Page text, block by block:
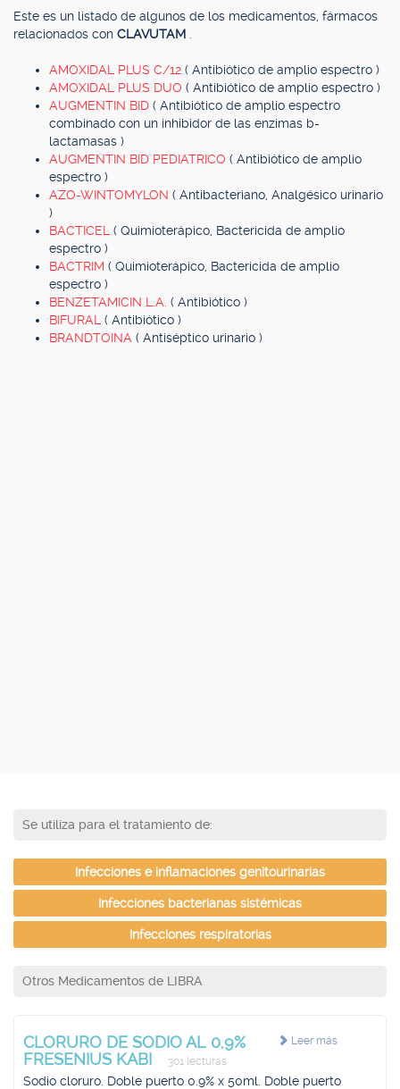
Este es un listado de algunos de los medicamentos, fármacos
relacionados con CLAVUTAM
AMOXIDAL PLUS C/12 ( Antibiótico de amplio espectro )
AMOXIDAL PLUS DUO ( Antibiótico de amplio espectro )
AUGMENTIN BID ( Antibiótico de amplio espectro
combinado con un inhibidor de las enzimas b-
lactamasas )
AUGMENTIN BID PEDIATRICO ( Antibiótico de amplio
espectro )
AZO-WINTOMYLON ( Antibacteriano, Analgésico urinario
)
BACTICEL ( Quimioterápico, Bactericida de amplio
espectro )
BACTRIM ( Quimioterápico, Bactericida de amplio
espectro )
BENZETAMICIN L.A. ( Antibiótico )
BIFURAL ( Antibiótico )
BRANDTOINA ( Antiséptico urinario )
Se utiliza para el tratamiento de:
Infecciones e inflamaciones genitourinarias
Infecciones bacterianas sistémicas
Infecciones respiratorias
Otros Medicamentos de LIBRA
Leer más
CLORURO DE SODIO AL 0,9%
FRESENIUS KABI
301 lecturas
Sodio cloruro. Doble puerto 0.9% x 50ml. Doble puerto